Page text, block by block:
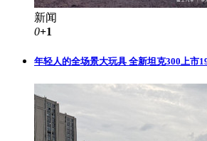
新闻
0+1
年轻人的全场景大玩具 全新坦克300上市